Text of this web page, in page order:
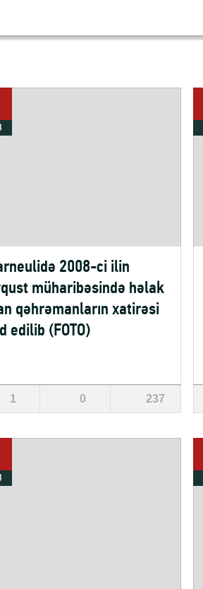
2008-ci ilin
müharibəsində həlak
qəhrəmanların xatirəsi
edilib (FOTO)
1 0 237